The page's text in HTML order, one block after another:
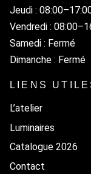
Jeudi :
Vendredi :
Samedi : Fermé
Dimanche : Fermé
LIENS
L’atelier
Luminaires
Catalogue 2026
Contact